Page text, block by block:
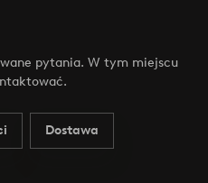
pytania. W tym miejscu
Dostawa